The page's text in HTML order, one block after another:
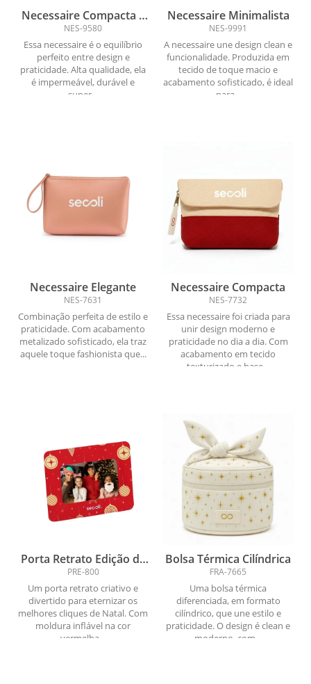
Necessaire Compacta e
Funcional
NES-9580
Essa necessaire é o equilíbrio
perfeito entre design e
praticidade. Alta qualidade, ela
é impermeável, durável e
super...
Necessaire Minimalista
NES-9991
A necessaire une design clean e
funcionalidade. Produzida em
tecido de toque macio e
acabamento sofisticado, é ideal
para...
Necessaire Elegante
NES-7631
Combinação perfeita de estilo e
praticidade. Com acabamento
metalizado sofisticado, ela traz
aquele toque fashionista que...
Necessaire Compacta
NES-7732
Essa necessaire foi criada para
unir design moderno e
praticidade no dia a dia. Com
acabamento em tecido
texturizado e base...
Porta Retrato Edição de
Natal
PRE-800
Um porta retrato criativo e
divertido para eternizar os
melhores cliques de Natal. Com
moldura inflável na cor
vermelha...
Bolsa Térmica Cilíndrica
FRA-7665
Uma bolsa térmica
diferenciada, em formato
cilíndrico, que une estilo e
praticidade. O design é clean e
moderno, com...